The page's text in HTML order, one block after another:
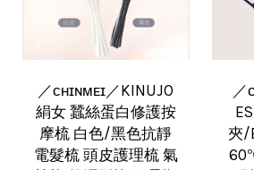
／ᴄʜɪɴᴍᴇɪ／KINUJO
絹女 蠶絲蛋白修護按
摩梳 白色/黑色抗靜
電髮梳 頭皮護理梳 氣
／
夾/